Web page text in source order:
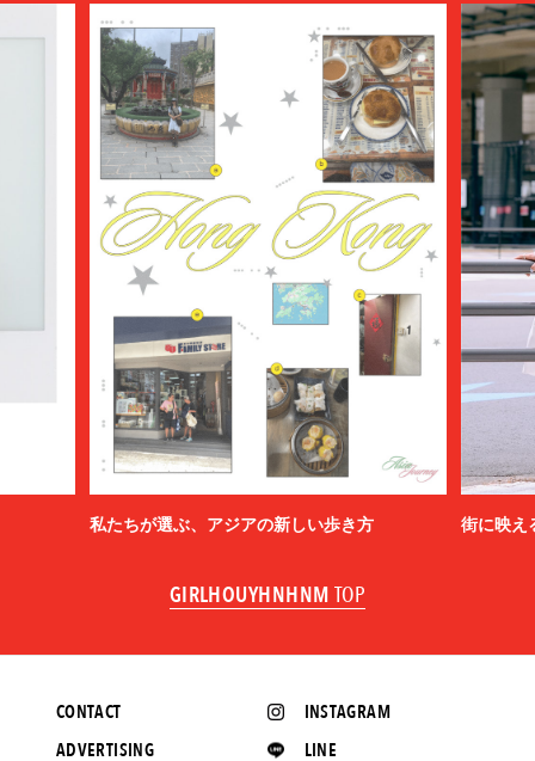
私たちが選ぶ、アジアの新しい歩き方 街に映え
GIRLHOUYHNHNM TOP
INSTAGRAM
LINE
CONTACT
ADVERTISING